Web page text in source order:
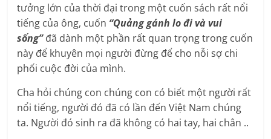
tưởng lớn của thời đại trong một cuốn sách rất nổi
tiếng của ông, cuốn “Quảng gánh lo đi và vui
sống”đã dành một phần rất quan trọng trong cuốn
này để khuyên mọi người đừng để cho nỗi sợ chi
phối cuộc đời của mình.
Cha hỏi chúng con chúng con có biết một người rất
nổi tiếng, người đó đã có lần đến Việt Nam chúng
ta. Người đó sinh ra đã không có hai tay, hai chân ..